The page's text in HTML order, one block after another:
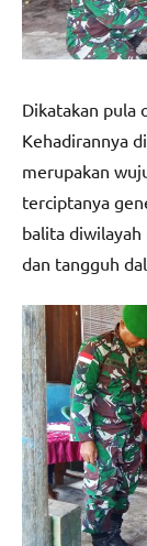
Dikatakan pula
Kehadirannya
merupakan
terciptanya
balita
dan tangguh